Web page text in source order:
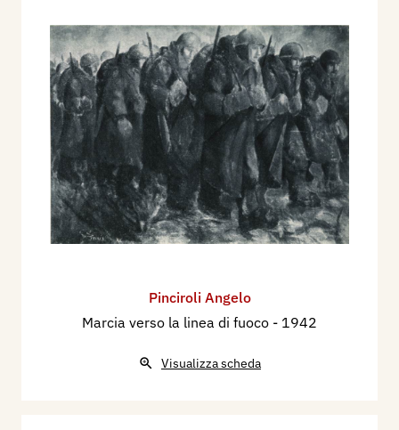
Pinciroli Angelo
Marcia verso la linea di fuoco - 1942
Visualizza scheda